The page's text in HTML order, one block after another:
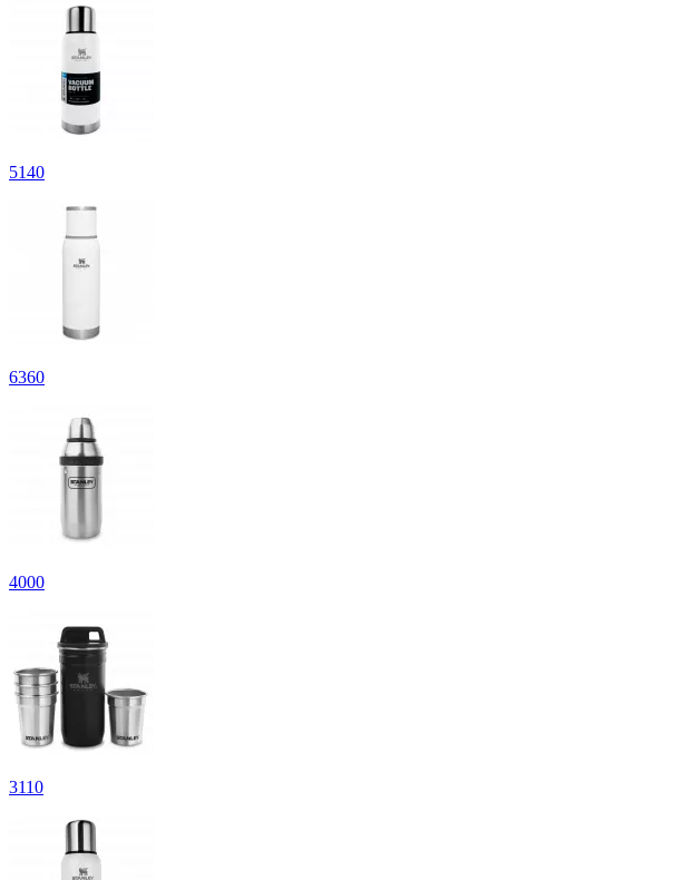
5140
6360
4000
3110